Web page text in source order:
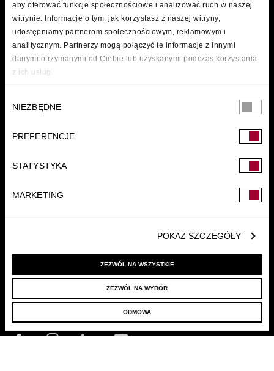
aby oferować funkcje społecznościowe i analizować ruch w naszej
witrynie. Informacje o tym, jak korzystasz z naszej witryny,
udostępniamy partnerom społecznościowym, reklamowym i
analitycznym. Partnerzy mogą połączyć te informacje z innymi
danymi otrzymanymi od Ciebie lub uzyskanymi podczas korzystania
z ich usług.
zgody
NIEZBĘDNE
PREFERENCJE
STATYSTYKA
MARKETING
POKAŻ SZCZEGÓŁY
ZEZWÓL NA WSZYSTKIE
ZEZWÓL NA WYBÓR
ODMOWA
FUNDACJA
© 2022 LELLEK.PL | POLITYKA PRYWATNOŚCI